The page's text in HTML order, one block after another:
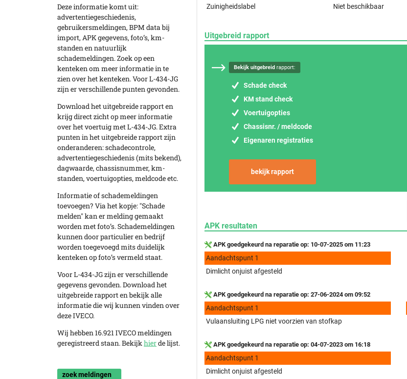
Deze informatie komt uit:
advertentiegeschiedenis,
gebruikersmeldingen, BPM data bij
import, APK gegevens, foto’s, km-
standen en natuurlijk
schademeldingen. Zoek op een
kenteken om meer informatie in te
zien over het kenteken. Voor L-434-JG
zijn er verschillende punten gevonden.
Download het uitgebreide rapport en
krijg direct zicht op meer informatie
over het voertuig met L-434-JG. Extra
punten in het uitgebreide rapport zijn
onderanderen: schadecontrole,
advertentiegeschiedenis (mits bekend),
dagwaarde, chassisnummer, km-
standen, voertuigopties, meldcode etc.
Informatie of schademeldingen
toevoegen? Via het kopje: "Schade
melden" kan er melding gemaakt
worden met foto’s. Schademeldingen
kunnen door particulier en bedrijf
worden toegevoegd mits duidelijk
kenteken op foto’s vermeld staat.
Voor L-434-JG zijn er verschillende
gegevens gevonden. Download het
uitgebreide rapport en bekijk alle
informatie die wij kunnen vinden over
deze IVECO.
Wij hebben 16.921 IVECO meldingen
geregistreerd staan. Bekijkhierde lijst.
zoek meldingen
Zuinigheidslabel Niet beschikbaar
Uitgebreid rapport
Bekijk uitgebreid rapport:
Schade check
KM stand check
Voertuigopties
Chassisnr. / meldcode
Eigenaren registraties
bekijk rapport
APK resultaten
APK goedgekeurd na reparatie op: 10-07-2025 om 11:23
Aandachtspunt 1
Dimlicht onjuist afgesteld
APK goedgekeurd na reparatie op: 27-06-2024 om 09:52
Aandachtspunt 1
Vulaansluiting LPG niet voorzien van stofkap
APK goedgekeurd na reparatie op: 04-07-2023 om 16:18
Aandachtspunt 1
Dimlicht onjuist afgesteld